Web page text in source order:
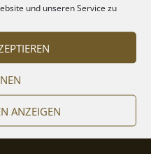
und unseren Service zu
ANZEIGEN